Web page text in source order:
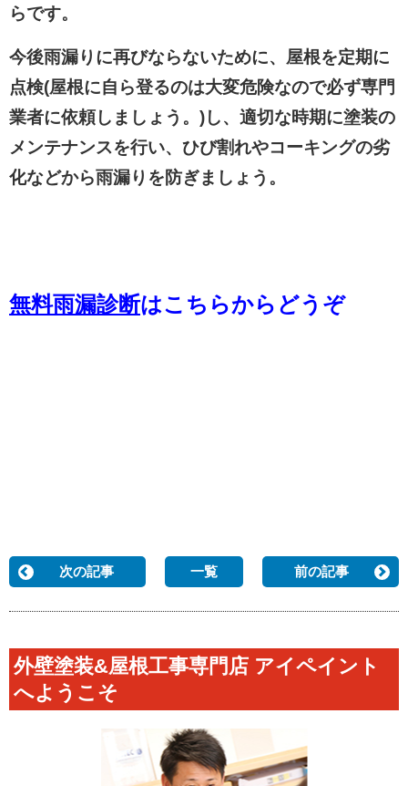
らです。
今後雨漏りに再びならないために、屋根を定期に
点検(屋根に自ら登るのは大変危険なので必ず専門
業者に依頼しましょう。)し、適切な時期に塗装の
メンテナンスを行い、ひび割れやコーキングの劣
化などから雨漏りを防ぎましょう。
無料雨漏診断はこちらからどうぞ
次の記事 一覧 前の記事
外壁塗装&屋根工事専門店 アイペイント
へようこそ